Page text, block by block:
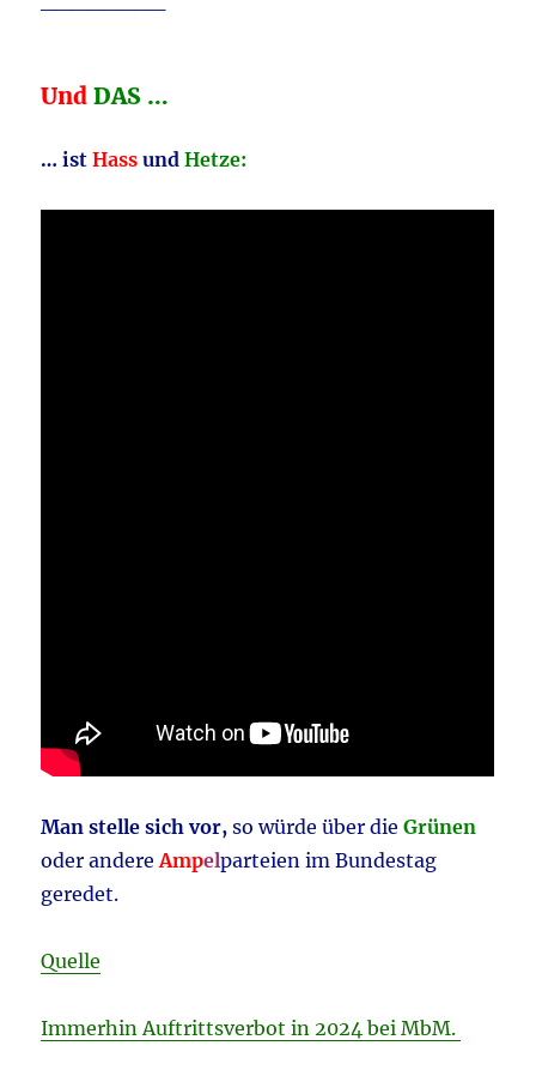
UndDAS …
… istHass undHetze:
Man stelle sich vor, so würde über dieGrünen
oder andere Ampelparteien im Bundestag
geredet.
Quelle
Immerhin Auftrittsverbot in 2024 bei MbM.